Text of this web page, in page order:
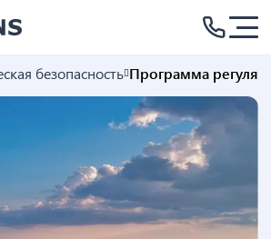
безопасность Программа